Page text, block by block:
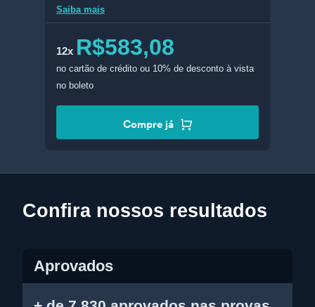
Questões autônomo do Brasil. A fórmula certa
Saiba mais
12x R$583,08
no cartão de crédito ou 10% de desconto à vista
no boleto
Compre já
Confira nossos resultados
Aprovados